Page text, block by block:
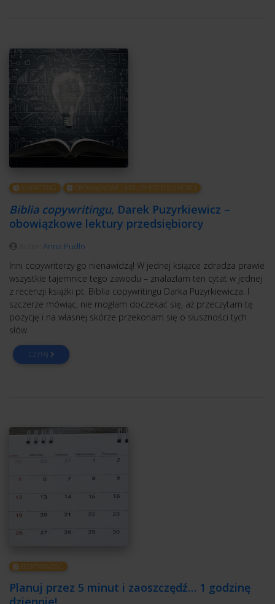
MARKETING OBOWIĄZKOWE LEKTURY PRZEDSIĘBIORCY
Biblia copywritingu, Darek Puzyrkiewicz –
obowiązkowe lektury przedsiębiorcy
Anna Pudło
Inni copywriterzy go nienawidzą! W jednej książce zdradza prawie
wszystkie tajemnice tego zawodu – znalazłam ten cytat w jednej
z recenzji książki pt. Biblia copywritingu Darka Puzyrkiewicza. I
szczerze mówiąc, nie mogłam doczekać się, aż przeczytam tę
pozycję i na własnej skórze przekonam się o słuszności tych
słów.
CZYTAJ
EFEKTYWNOŚĆ
Planuj przez 5 minut i zaoszczędź… 1 godzinę